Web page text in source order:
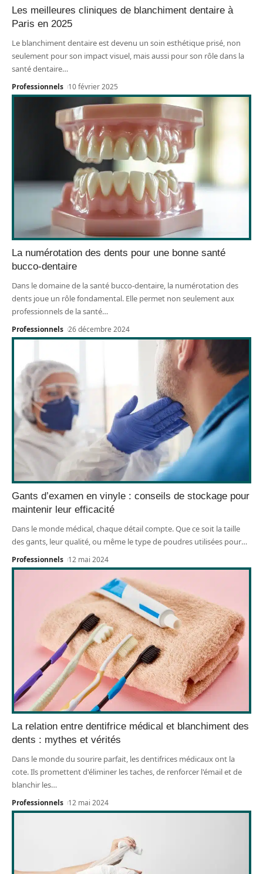
Les meilleures cliniques de blanchiment dentaire à
Paris en 2025
Le blanchiment dentaire est devenu un soin esthétique prisé, non
seulement pour son impact visuel, mais aussi pour son rôle dans la
santé dentaire…
Professionnels 10 février 2025
La numérotation des dents pour une bonne santé
bucco-dentaire
Dans le domaine de la santé bucco-dentaire, la numérotation des
dents joue un rôle fondamental. Elle permet non seulement aux
professionnels de la santé…
Professionnels 26 décembre 2024
Gants d’examen en vinyle : conseils de stockage pour
maintenir leur efficacité
Dans le monde médical, chaque détail compte. Que ce soit la taille
des gants, leur qualité, ou même le type de poudres utilisées pour…
Professionnels 12 mai 2024
La relation entre dentifrice médical et blanchiment des
dents : mythes et vérités
Dans le monde du sourire parfait, les dentifrices médicaux ont la
cote. Ils promettent d'éliminer les taches, de renforcer l'émail et de
blanchir les…
Professionnels 12 mai 2024